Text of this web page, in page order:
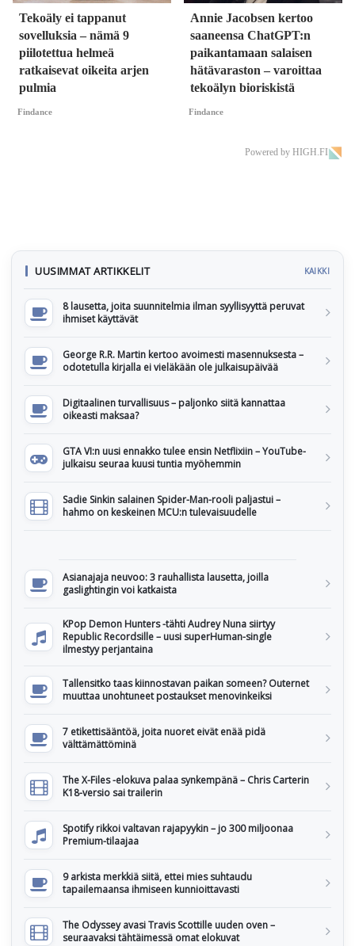
Tekoäly ei tappanut
sovelluksia – nämä 9
piilotettua helmeä
ratkaisevat oikeita arjen
pulmia
Findance
Annie Jacobsen kertoo
saaneensa ChatGPT:n
paikantamaan salaisen
hätävaraston – varoittaa
tekoälyn bioriskistä
Findance
Powered by HIGH.FI
UUSIMMAT ARTIKKELIT KAIKKI
8 lausetta, joita suunnitelmia ilman syyllisyyttä peruvat
ihmiset käyttävät
George R.R. Martin kertoo avoimesti masennuksesta –
odotetulla kirjalla ei vieläkään ole julkaisupäivää
Digitaalinen turvallisuus – paljonko siitä kannattaa
oikeasti maksaa?
GTA VI:n uusi ennakko tulee ensin Netflixiin – YouTube-
julkaisu seuraa kuusi tuntia myöhemmin
Sadie Sinkin salainen Spider-Man-rooli paljastui –
hahmo on keskeinen MCU:n tulevaisuudelle
Asianajaja neuvoo: 3 rauhallista lausetta, joilla
gaslightingin voi katkaista
KPop Demon Hunters -tähti Audrey Nuna siirtyy
Republic Recordsille – uusi superHuman-single
ilmestyy perjantaina
Tallensitko taas kiinnostavan paikan someen? Outernet
muuttaa unohtuneet postaukset menovinkeiksi
7 etikettisääntöä, joita nuoret eivät enää pidä
välttämättöminä
The X-Files -elokuva palaa synkempänä – Chris Carterin
K18-versio sai trailerin
Spotify rikkoi valtavan rajapyykin – jo 300 miljoonaa
Premium-tilaajaa
9 arkista merkkiä siitä, ettei mies suhtaudu
tapailemaansa ihmiseen kunnioittavasti
The Odyssey avasi Travis Scottille uuden oven –
seuraavaksi tähtäimessä omat elokuvat